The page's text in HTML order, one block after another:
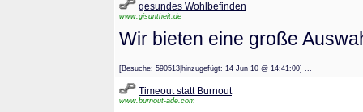
gesundes Wohlbefinden
www.gisuntheit.de
Wir bieten eine große
[Besuche: 590513|hinzugefügt: 14 Jun 10 @ 14:41:00] ...
Timeout statt Burnout
www.burnout-ade.com